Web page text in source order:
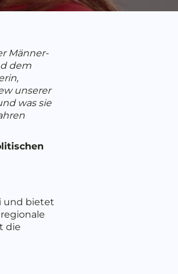
Männer-
dem
unserer
was sie
und bietet
die